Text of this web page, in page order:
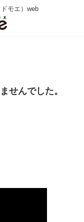
モエ）web
せんでした。